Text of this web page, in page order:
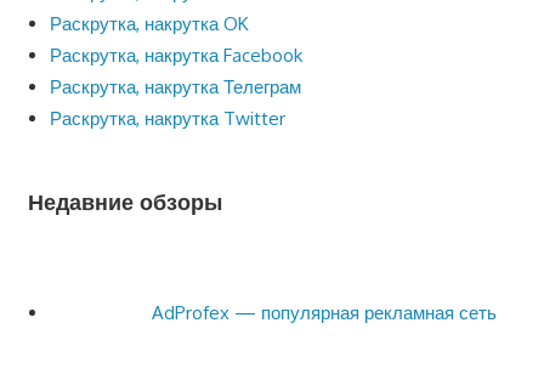
Раскрутка, накрутка OK
Раскрутка, накрутка Facebook
Раскрутка, накрутка Телеграм
Раскрутка, накрутка Twitter
Недавние обзоры
AdProfex — популярная рекламная сеть